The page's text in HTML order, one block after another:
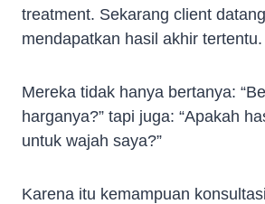
treatment. Sekarang client
mendapatkan hasil akhir tertentu.
Mereka tidak hanya bertanya:
harganya?” tapi juga: “Apakah
untuk wajah saya?”
Karena itu kemampuan